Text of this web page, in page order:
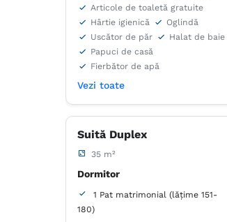
Articole de toaletă gratuite
Hârtie igienică
Oglindă
Uscător de păr
Halat de baie
Papuci de casă
Fierbător de apă
Vezi toate
Suită Duplex
35 m²
Dormitor
1 Pat matrimonial (lățime 151-
180)